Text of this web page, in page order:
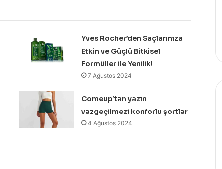
Yves Rocher’den Saçlarınıza
Etkin ve Güçlü Bitkisel
Formüller ile Yenilik!
7 Ağustos 2024
Comeup’tan yazın
vazgeçilmezi konforlu şortlar
4 Ağustos 2024